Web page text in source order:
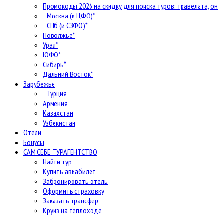
Промокоды 2026 на скидку для поиска туров: травелата,
Москва (и ЦФО)*
СПб (и СЗФО)*
Поволжье*
Урал*
ЮФО*
Сибирь*
Дальний Восток*
Зарубежье
Турция
Армения
Казахстан
Узбекистан
Отели
Бонусы
САМ СЕБЕ ТУРАГЕНТСТВО
Найти тур
Купить авиабилет
Забронировать отель
Оформить страховку
Заказать трансфер
Круиз на теплоходе